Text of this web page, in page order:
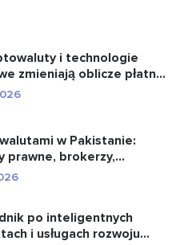
i technologie
zmieniają oblicze płatn...
w Pakistanie:
prawne, brokerzy,
po inteligentnych
i usługach rozwoju